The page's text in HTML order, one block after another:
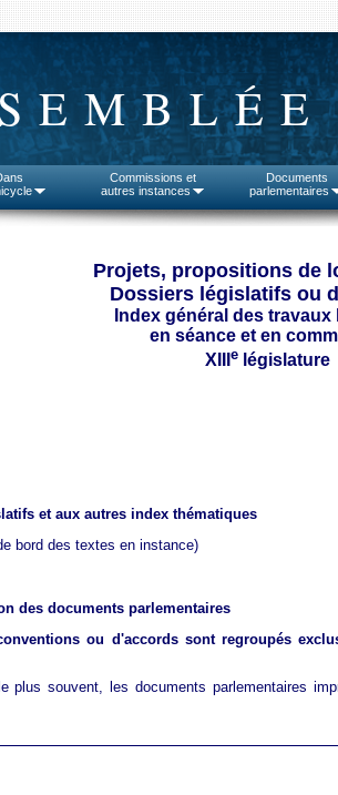
Commissions et
autres instances
Documents
parlementaires
Projets, propositions de
Dossiers législatifs ou
Index général des
en séance et en
XIII elégislature
et aux autres index thématiques
bord des textes en instance)
des documents parlementaires
ou d'accords sont regroupés
souvent, les documents parlementaires